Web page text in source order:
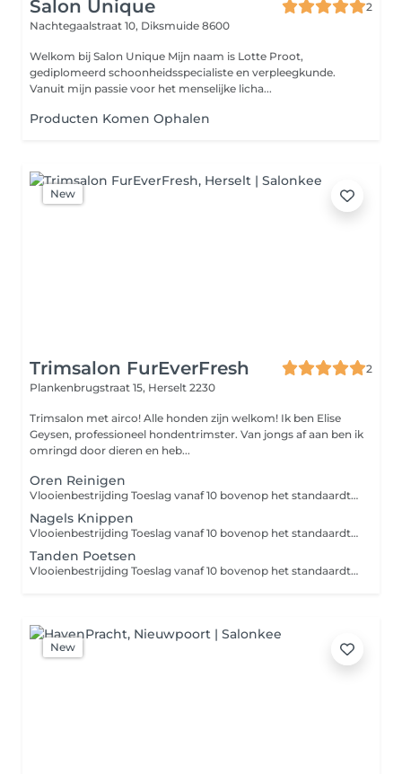
Salon Unique
2
Nachtegaalstraat 10, Diksmuide 8600
Welkom bij Salon Unique Mijn naam is Lotte Proot,
gediplomeerd schoonheidsspecialiste en verpleegkunde.
Vanuit mijn passie voor het menselijke licha...
Producten Komen Ophalen
New
Trimsalon FurEverFresh
2
Plankenbrugstraat 15, Herselt 2230
Trimsalon met airco! Alle honden zijn welkom! Ik ben Elise
Geysen, professioneel hondentrimster. Van jongs af aan ben ik
omringd door dieren en heb...
Oren Reinigen
Vlooienbestrijding Toeslag vanaf 10 bovenop het standaardtarief. Een hond met vlooien vraagt extra verzorging, waaronder het gebruik van speciale vlooienshampoo en een grondige reiniging van de salon na de behandeling. Voorkom deze toeslag door je hond regelmatig te controleren en preventief te behandelen tegen vlooien. Verwijderen van vervilte vacht Toeslag vanaf 15 bovenop het standaardtarief. Het verwijderen van vervilting is een tijdrovende en intensieve behandeling die vaak extra scheerwerk vereist. Voorkom deze extra kosten door de vacht goed te onderhouden en je hond tijdig naar de trimsalon te brengen.
Nagels Knippen
Vlooienbestrijding Toeslag vanaf 10 bovenop het standaardtarief. Een hond met vlooien vraagt extra verzorging, waaronder het gebruik van speciale vlooienshampoo en een grondige reiniging van de salon na de behandeling. Voorkom deze toeslag door je hond regelmatig te controleren en preventief te behandelen tegen vlooien. Verwijderen van vervilte vacht Toeslag vanaf 15 bovenop het standaardtarief. Het verwijderen van vervilting is een tijdrovende en intensieve behandeling die vaak extra scheerwerk vereist. Voorkom deze extra kosten door de vacht goed te onderhouden en je hond tijdig naar de trimsalon te brengen.
Tanden Poetsen
Vlooienbestrijding Toeslag vanaf 10 bovenop het standaardtarief. Een hond met vlooien vraagt extra verzorging, waaronder het gebruik van speciale vlooienshampoo en een grondige reiniging van de salon na de behandeling. Voorkom deze toeslag door je hond regelmatig te controleren en preventief te behandelen tegen vlooien. Verwijderen van vervilte vacht Toeslag vanaf 15 bovenop het standaardtarief. Het verwijderen van vervilting is een tijdrovende en intensieve behandeling die vaak extra scheerwerk vereist. Voorkom deze extra kosten door de vacht goed te onderhouden en je hond tijdig naar de trimsalon te brengen.
New